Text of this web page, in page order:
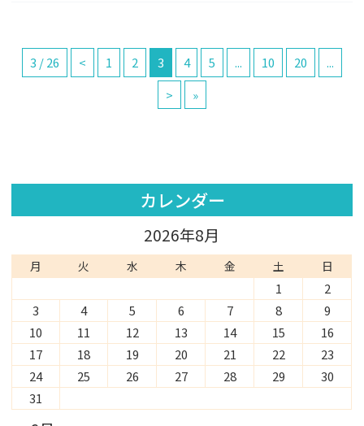
3 / 26 < 1 2 3 4 5 ... 10 20
...
>
»
カレンダー
2026年8月
月 火 水 木 金 土 日
1
2
3
4 5 6 7 8
9
10
11 12 13 14 15
16
17
18 19 20 21 22
23
24
25 26 27 28 29
30
31